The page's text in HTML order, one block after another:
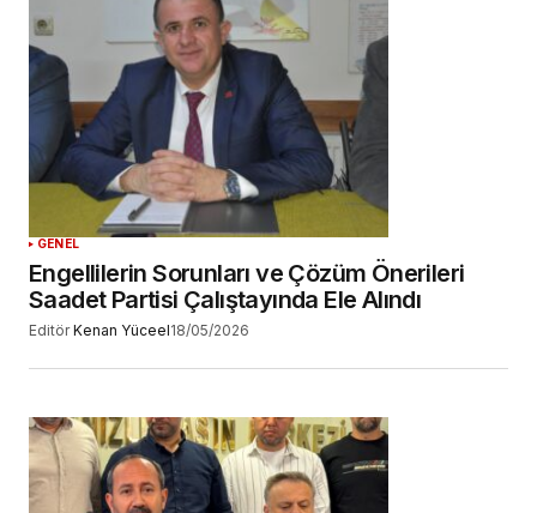
GENEL
Engellilerin Sorunları ve Çözüm Önerileri
Saadet Partisi Çalıştayında Ele Alındı
Editör Kenan Yüceel18/05/2026